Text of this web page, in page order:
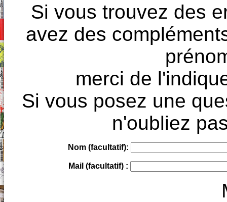
Si vous trouvez des
avez des
merci de
Si vous posez une
n'oubliez
Nom (facultatif):
Mail (facultatif) :